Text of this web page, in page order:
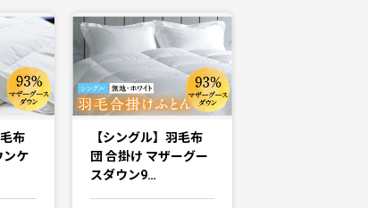
布
ンケ
【シングル】羽毛布
団 合掛け マザーグー
スダウン9…